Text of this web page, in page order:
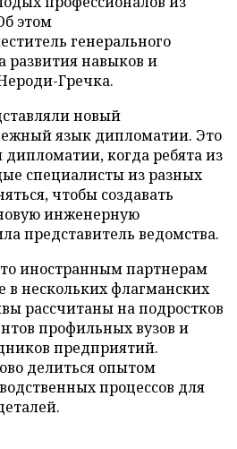
этом
генерального
развития навыков и
Гречка.
новый
язык дипломатии. Это
когда ребята из
специалисты из разных
чтобы создавать
инженерную
представитель ведомства.
иностранным партнерам
в нескольких флагманских
рассчитаны на подростков
профильных вузов и
предприятий.
делиться опытом
процессов для